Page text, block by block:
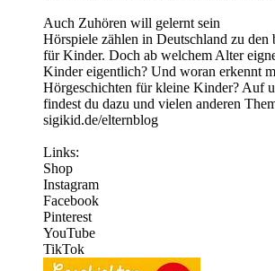
Auch Zuhören will gelernt sein
Hörspiele zählen in Deutschland zu den
für Kinder. Doch ab welchem Alter
Kinder eigentlich? Und woran erkennt
Hörgeschichten für kleine Kinder? Auf
findest du dazu und vielen anderen
sigikid.de/elternblog
Links:
⁠Shop⁠ ⁠
Instagram⁠
⁠Facebook⁠ ⁠
Pinterest⁠
YouTube
TikTok